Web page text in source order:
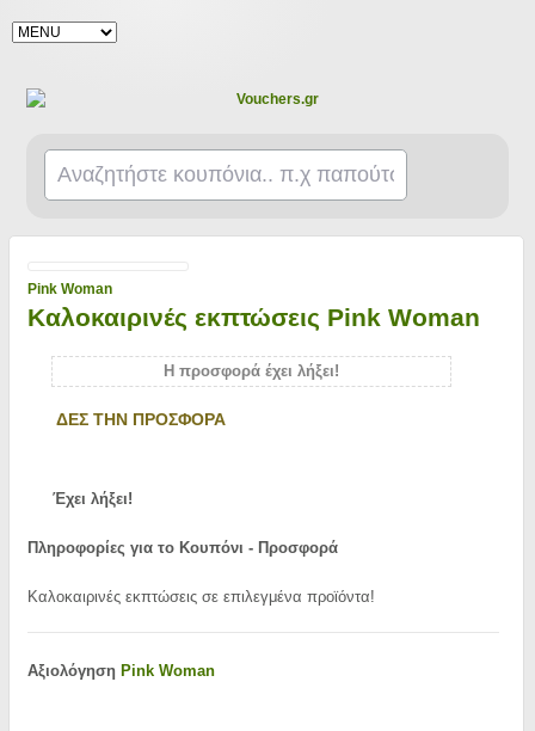
Pink Woman
Καλοκαιρινές εκπτώσεις Pink Woman
Η προσφορά έχει λήξει!
ΔΕΣ ΤΗΝ ΠΡΟΣΦΟΡΑ
Έχει λήξει!
Πληροφορίες για το Κουπόνι - Προσφορά
Καλοκαιρινές εκπτώσεις σε επιλεγμένα προϊόντα!
Αξιολόγηση Pink Woman